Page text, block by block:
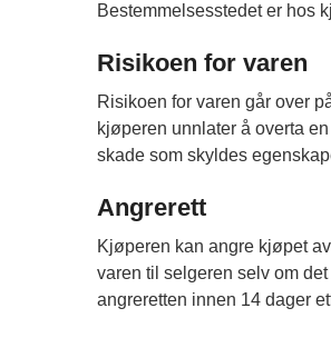
Bestemmelsesstedet er hos
Risikoen for varen
Risikoen for varen går over
kjøperen unnlater å overta
skade som skyldes
Angrerett
Kjøperen kan angre kjøpet
varen til selgeren selv om
angreretten innen 14 dager